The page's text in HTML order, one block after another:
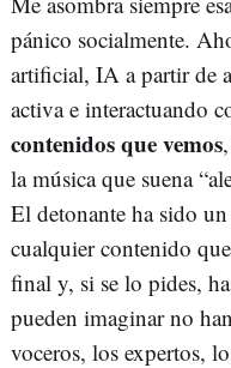
pánico socialmente.
artificial, IA a partir de
activa e interactuando
contenidos que vemos
la música que suena
El detonante ha sido un
cualquier contenido
final y, si se lo pides,
pueden imaginar no
voceros, los expertos,